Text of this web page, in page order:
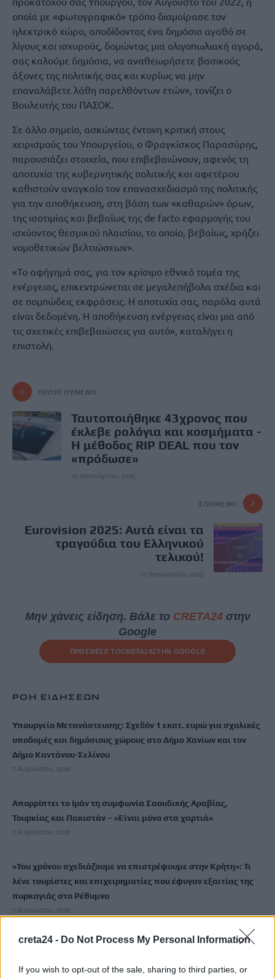
creta24 - Do Not Process My Personal Information
If you wish to opt-out of the sale, sharing to third parties, or
οποία με «φωτογραφικό» τρόπο διαμοίρασε τον
ηλεκτρικό χώρο, αποδίδοντας ένα δημόσιο αγαθό σε
λίγους και ισχυρούς, δομώντας μια ολιγοπωλιακή αγορά,
σας καλούμε δημόσια, να αναθεωρήσετε βασικούς
άξονες της πολιτικής σας και κυρίως να μην
επαναλάβετε λάθη παρελθόντων ετών», τονίζει ο
Βουλευτής του ΠΑΣΟΚ.
Σε άλλο σημείο, ασκώντας έντονη κριτική στους
χειρισμούς του Υπουργείου, ο Φραγκίσκος Παρασύρης,
παρουσιάζει στοιχεία, που επιβεβαιώνουν, αφενός τη
αποτυχία της κυβερνητικής πολιτικής και αφετέρου
καθιστούν αναγκαίο τον επανασχεδιασμό της πολιτικής
για την αποθήκευση, στη βάση των «καθαρών» όρων,
της ισοτιμίας και βεβαίως της de facto εφαρμογής του
ισχύοντος θεσμικού πλαισίου, το οποίο, βεβαίως, χρήζει
νομοθετικών βελτιώσεων».
«Το αφήγημά σας, για τον κρίσιμο εθνικό τομέα της
ενέργειας, επικεντρώνεται σε μεγαλεπήβολα σχέδια και
σε πομπώδεις εκφράσεις. Η αποτυχία σας, παρόλα αυτά
είναι δεδομένη. Η αποθήκευση ενέργειας είναι μια από
τις σχετικές επιβεβαιώσεις για αυτό», καταλήγει η
επιστολή.
ΠΡΟΗΓΟΎΜΕΝΟ
Ταυτοποιήθηκε 43χρονος που
έκλεβε ρολόγια και κοσμήματα -
Η μέθοδος RIP DEAL που τον
«πρόδωσε»
10 Ιανουαρίου, 2025
ΕΠΌΜΕΝΟ
Eurovision 2025: Αυτά είναι τα
τραγούδια του Ελληνικού
τελικού!
10 Ιανουαρίου, 2025
Μην χάνεις είδηση. Βάλε το CRETA24στην
Google
ΠΡΟΣΘΕΣΕ ΤΟCRETA24ΣΤΗΝ GOOGLE
ΡΟΗ ΕΙΔΗΣΕΩΝ
Υπουργείο Μετανάστευσης: Σχεδόν 1 εκατ. ευρώ για σχολικές
υποδομές και δημόσιους χώρους στο Δήμο Χανίων και τον
Δήμο Καντάνου-Σελίνου
7 Αυγούστου, 2026
Απορρίπτει το Ιράν τη συμφωνία Σαουδικής Αραβίας,
Τουρκίας και Πακιστάν – «Είναι μόνο στα χαρτιά»
7 Αυγούστου, 2026
«Του χρόνου σχεδιάζουμε να επιστρέψουμε στην Κρήτη»: Τι
λένε τουρίστες και επιχειρηματίες που έφυγαν εξαιτίας της
πυρκαγιάς στο Ρέθυμνο
7 Αυγούστου, 2026
Εφετείο «μπλοκάρει» το σχέδιο Τραμπ για κατασκευή
7 Αυγούστου, 2026